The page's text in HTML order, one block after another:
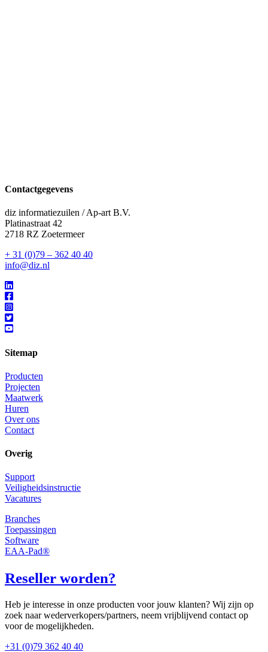
Contactgegevens
diz informatiezuilen / Ap-art B.V.
Platinastraat 42
2718 RZ Zoetermeer
+ 31 (0)79 – 362 40 40
info@diz.nl
Sitemap
Producten
Projecten
Maatwerk
Huren
Over ons
Contact
Overig
Support
Veiligheidsinstructie
Vacatures
Branches
Toepassingen
Software
EAA-Pad®
Reseller worden?
Heb je interesse in onze producten voor jouw klanten? Wij zijn op
zoek naar wederverkopers/partners, neem vrijblijvend contact op
voor de mogelijkheden.
+31 (0)79 362 40 40